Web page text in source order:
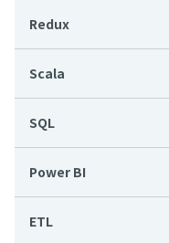
Redux
Scala
SQL
Power BI
ETL